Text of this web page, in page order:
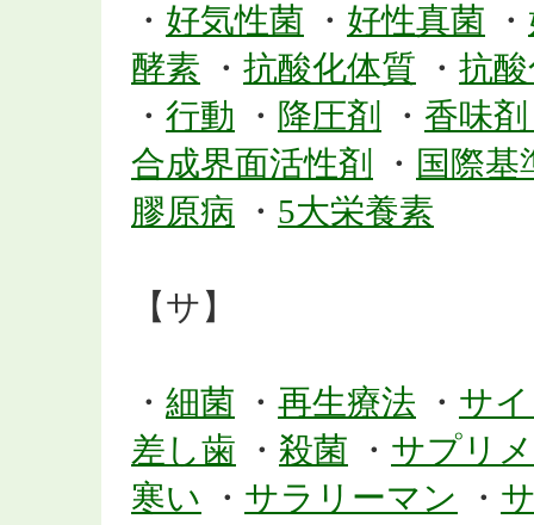
・ 好気性菌 ・ 好性真菌 ・
酵素 ・ 抗酸化体質 ・ 抗
・ 行動 ・ 降圧剤 ・ 香味
合成界面活性剤
・ 国際基
膠原病 ・ 5大栄養素
【サ】
・ 細菌 ・ 再生療法 ・ サ
差し歯 ・ 殺菌 ・ サプリ
寒い ・ サラリーマン ・